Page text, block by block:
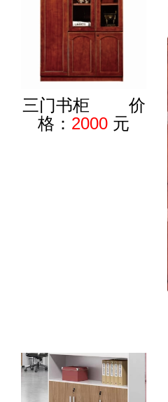
三门书柜 价
格： 2000 元